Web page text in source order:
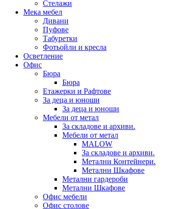
Стелажи
Мека мебел
Дивани
Пуфове
Табуретки
Фотьойли и кресла
Осветление
Офис
Бюра
Бюра
Етажерки и Рафтове
За деца и юноши
За деца и юноши
Мебели от метал
За складове и архиви.
Мебели от метал
MALOW
За складове и архиви.
Метални Контейнери.
Метални Шкафове
Метални гардероби
Метални Шкафове
Офис мебели
Офис столове